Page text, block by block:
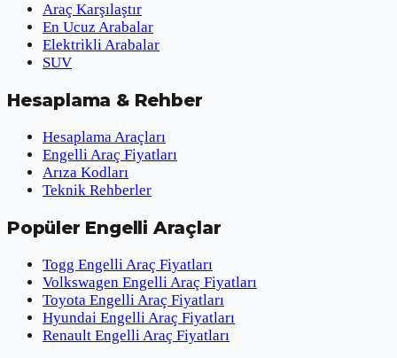
Araç Karşılaştır
En Ucuz Arabalar
Elektrikli Arabalar
SUV
Hesaplama & Rehber
Hesaplama Araçları
Engelli Araç Fiyatları
Arıza Kodları
Teknik Rehberler
Popüler Engelli Araçlar
Togg Engelli Araç Fiyatları
Volkswagen Engelli Araç Fiyatları
Toyota Engelli Araç Fiyatları
Hyundai Engelli Araç Fiyatları
Renault Engelli Araç Fiyatları